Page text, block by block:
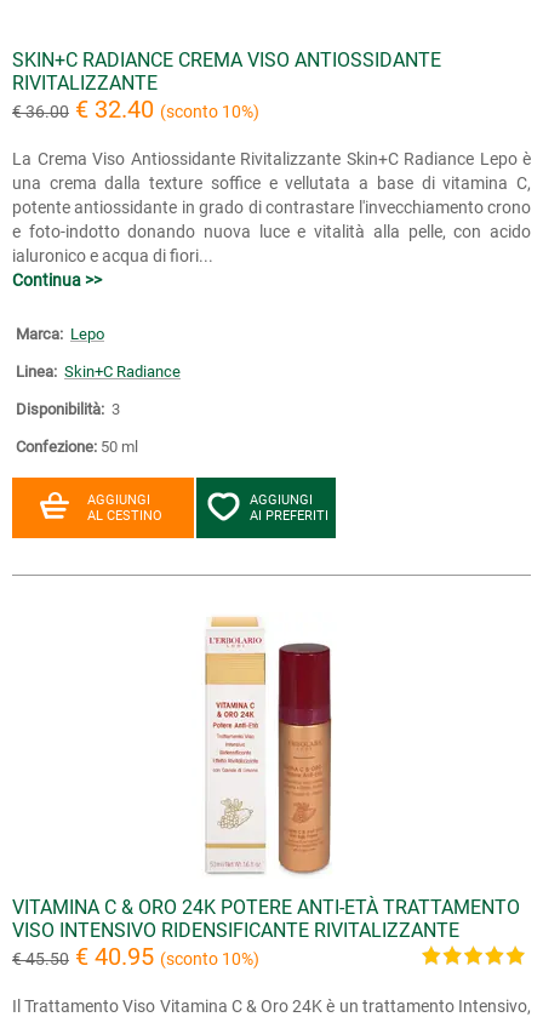
SKIN+C RADIANCE CREMA VISO ANTIOSSIDANTE
RIVITALIZZANTE
€ 36.00 € 32.40 (sconto 10%)
La Crema Viso Antiossidante Rivitalizzante Skin+C Radiance Lepo è
una crema dalla texture soffice e vellutata a base di vitamina C,
potente antiossidante in grado di contrastare l'invecchiamento crono
e foto-indotto donando nuova luce e vitalità alla pelle, con acido
ialuronico e acqua di fiori...
Continua >>
Marca: Lepo
Linea: Skin+C Radiance
Disponibilità: 3
Confezione: 50 ml
AGGIUNGI
AL CESTINO
AGGIUNGI
AI PREFERITI
VITAMINA C & ORO 24K POTERE ANTI-ETÀ TRATTAMENTO
VISO INTENSIVO RIDENSIFICANTE RIVITALIZZANTE
€ 45.50 € 40.95 (sconto 10%)
Il Trattamento Viso Vitamina C & Oro 24K è un trattamento Intensivo,